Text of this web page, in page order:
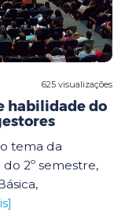
625 visualizações
habilidade do
tema da
2º semestre,